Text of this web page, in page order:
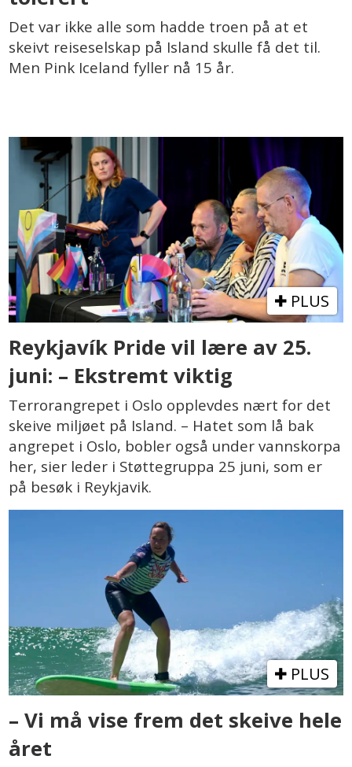
Det var ikke alle som hadde troen på at et
skeivt reiseselskap på Island skulle få det til.
Men Pink Iceland fyller nå 15 år.
PLUS
Reykjavík Pride vil lære av 25.
juni: – Ekstremt viktig
Terrorangrepet i Oslo opplevdes nært for det
skeive miljøet på Island. – Hatet som lå bak
angrepet i Oslo, bobler også under vannskorpa
her, sier leder i Støttegruppa 25 juni, som er
på besøk i Reykjavik.
PLUS
– Vi må vise frem det skeive hele
året